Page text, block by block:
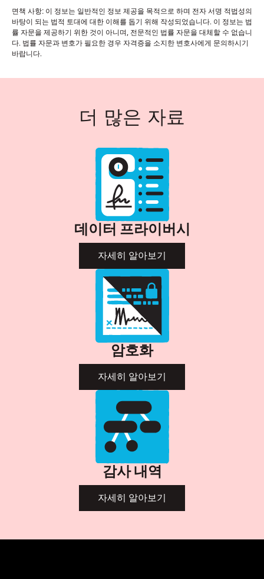
면책 사항: 이 정보는 일반적인 정보 제공을 목적으로 하며 전자 서명 적법성의
바탕이 되는 법적 토대에 대한 이해를 돕기 위해 작성되었습니다. 이 정보는 법
률 자문을 제공하기 위한 것이 아니며, 전문적인 법률 자문을 대체할 수 없습니
다. 법률 자문과 변호가 필요한 경우 자격증을 소지한 변호사에게 문의하시기
바랍니다.
더 많은 자료
데이터 프라이버시
자세히 알아보기
암호화
자세히 알아보기
감사 내역
자세히 알아보기